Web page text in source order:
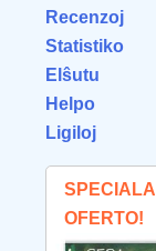
Recenzoj
Statistiko
Elŝutu
Helpo
Ligiloj
SPECIALA
OFERTO!